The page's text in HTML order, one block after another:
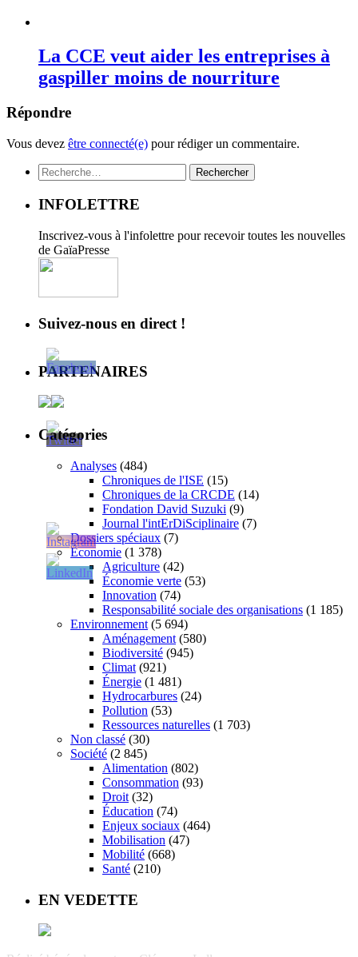
La CCE veut aider les entreprises à
gaspiller moins de nourriture
Répondre
Vous devez être connecté(e) pour rédiger un commentaire.
Rechercher :
INFOLETTRE
Inscrivez-vous à l'infolettre pour recevoir toutes les nouvelles
de GaïaPresse
Suivez-nous en direct !
PARTENAIRES
Catégories
Analyses (484)
Chroniques de l'ISE (15)
Chroniques de la CRCDE (14)
Fondation David Suzuki (9)
Journal l'intErDiSciplinaire (7)
Dossiers spéciaux (7)
Économie (1 378)
Agriculture (42)
Économie verte (53)
Innovation (74)
Responsabilité sociale des organisations (1 185)
Environnement (5 694)
Aménagement (580)
Biodiversité (945)
Climat (921)
Énergie (1 481)
Hydrocarbures (24)
Pollution (53)
Ressources naturelles (1 703)
Non classé (30)
Société (2 845)
Alimentation (802)
Consommation (93)
Droit (32)
Éducation (74)
Enjeux sociaux (464)
Mobilisation (47)
Mobilité (668)
Santé (210)
EN VEDETTE